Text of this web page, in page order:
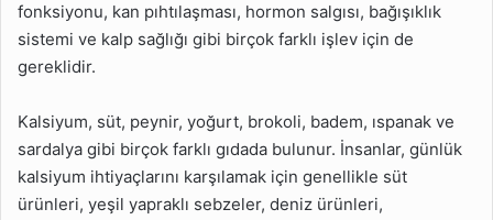
fonksiyonu, kan pıhtılaşması, hormon salgısı, bağışıklık
sistemi ve kalp sağlığı gibi birçok farklı işlev için de
gereklidir.
Kalsiyum, süt, peynir, yoğurt, brokoli, badem, ıspanak ve
sardalya gibi birçok farklı gıdada bulunur. İnsanlar, günlük
kalsiyum ihtiyaçlarını karşılamak için genellikle süt
ürünleri, yeşil yapraklı sebzeler, deniz ürünleri,